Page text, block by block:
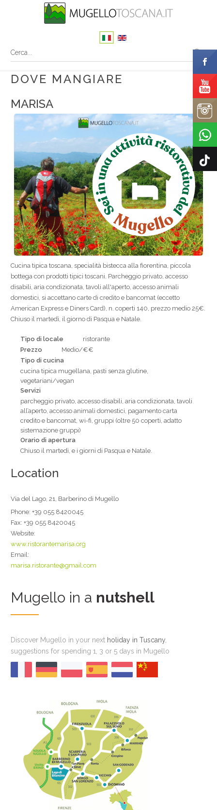
DOVE MANGIARE
MARISA
Cucina tipica toscana, specialità bistecca alla fiorentina, piccola
bottega con prodotti tipici toscani. Parcheggio privato, accesso
disabili, aria condizionata, tavoli all'aperto, accesso animali
domestici, si accettano carte di credito e bancomat (eccetto
American Express e Diners Card), n. coperti 140, prezzo medio 25€.
Chiuso il martedì, il giorno di Pasqua e Natale.
Tipo di locale
ristorante
Prezzo
Medio/€€
Tipo di cucina
cucina tipica mugellana, pasti senza glutine,
vegetariani/vegan
Servizi
parcheggio privato, accesso disabili, aria condizionata, tavoli
all’aperto, accesso animali domestici, pagamento carta
credito e bancomat, wi-fi, gruppi (oltre 50 coperti, adatto
sistemazione gruppi)
Orario di apertura
Chiuso il martedì, e i giorni di Pasqua e Natale.
Location
Via del Lago, 21, Barberino di Mugello
Phone:+39 055 8420045
Fax:+39 055 8420045
Website:
www.ristorantemarisa.org
Email:
marisa.ristorante@gmail.com
Mugello in a nutshell
Discover Mugello in your next holiday in Tuscany
suggestions for spending 1, 3 or 5 days in Mugello